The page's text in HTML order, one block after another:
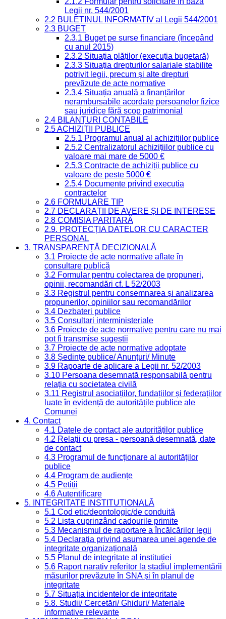
Legii nr. 544/2001
2.2 BULETINUL INFORMATIV al Legii 544/2001
2.3 BUGET
2.3.1 Buget pe surse financiare (începând
cu anul 2015)
2.3.2 Situația plăților (execuția bugetară)
2.3.3 Situația drepturilor salariale stabilite
potrivit legii, precum și alte drepturi
prevăzute de acte normative
2.3.4 Situația anuală a finanțărilor
nerambursabile acordate persoanelor fizice
sau juridice fără scop patrimonial
2.4 BILANȚURI CONTABILE
2.5 ACHIZIȚII PUBLICE
2.5.1 Programul anual al achizițiilor publice
2.5.2 Centralizatorul achizițiilor publice cu
valoare mai mare de 5000 €
2.5.3 Contracte de achiziții publice cu
valoare de peste 5000 €
2.5.4 Documente privind execuția
contractelor
2.6 FORMULARE TIP
2.7 DECLARAȚII DE AVERE ȘI DE INTERESE
2.8 COMISIA PARITARĂ
2.9. PROTECȚIA DATELOR CU CARACTER
PERSONAL
3. TRANSPARENȚĂ DECIZIONALĂ
3.1 Proiecte de acte normative aflate în
consultare publică
3.2 Formular pentru colectarea de propuneri,
opinii, recomandări cf. L 52/2003
3.3 Registrul pentru consemnarea și analizarea
propunerilor, opiniilor sau recomandărilor
3.4 Dezbateri publice
3.5 Consultari interministeriale
3.6 Proiecte de acte normative pentru care nu mai
pot fi transmise sugestii
3.7 Proiecte de acte normative adoptate
3.8 Ședințe publice/ Anunțuri/ Minute
3.9 Rapoarte de aplicare a Legii nr. 52/2003
3.10 Persoana desemnată responsabilă pentru
relația cu societatea civilă
3.11 Registrul asociațiilor, fundațiilor și federațiilor
luate în evidență de autoritățile publice ale
Comunei
4. Contact
4.1 Datele de contact ale autorităților publice
4.2 Relații cu presa - persoană desemnată, date
de contact
4.3 Programul de funcționare al autorităților
publice
4.4 Program de audiențe
4.5 Petiții
4.6 Autentificare
5. INTEGRITATE INSTITUȚIONALĂ
5.1 Cod etic/deontologic/de conduită
5.2 Lista cuprinzând cadourile primite
5.3 Mecanismul de raportare a încălcărilor legii
5.4 Declarația privind asumarea unei agende de
integritate organizațională
5.5 Planul de integritate al instituției
5.6 Raport narativ referitor la stadiul implementării
măsurilor prevăzute în SNA și în planul de
integritate
5.7 Situația incidentelor de integritate
5.8. Studii/ Cercetări/ Ghiduri/ Materiale
informative relevante